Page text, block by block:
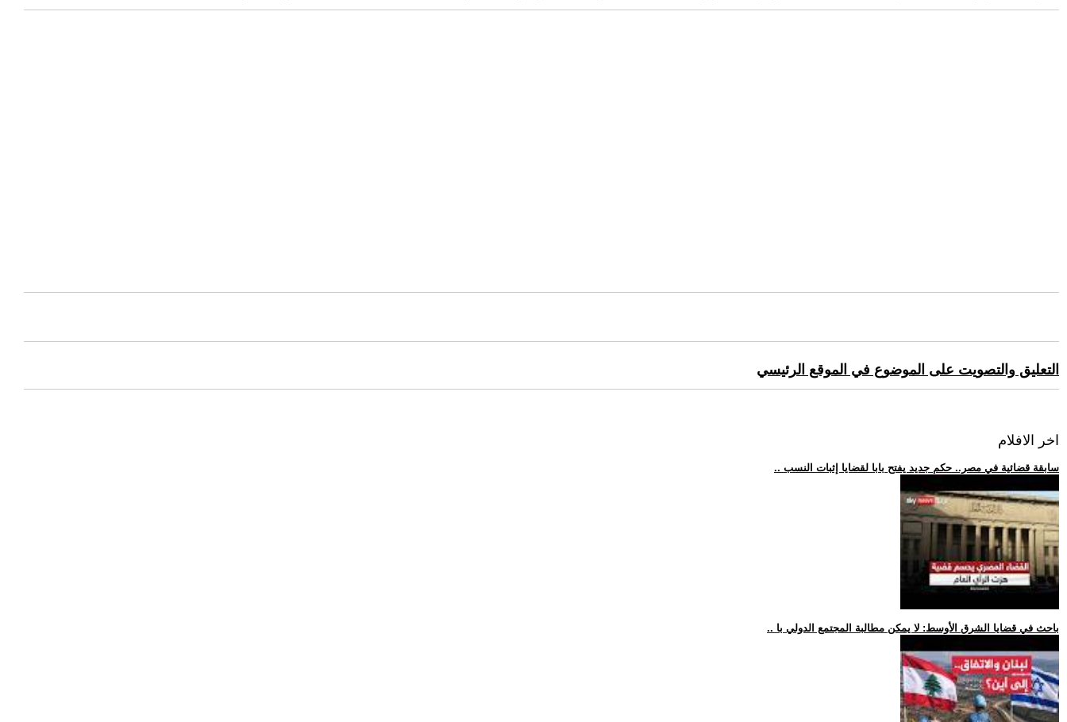
التعليق والتصويت على الموضوع في الموقع الرئيسي
اخر الافلام
.. سابقة قضائية في مصر.. حكم جديد يفتح بابا لقضايا إثبات النسب
.. باحث في قضايا الشرق الأوسط: لا يمكن مطالبة المجتمع الدولي با